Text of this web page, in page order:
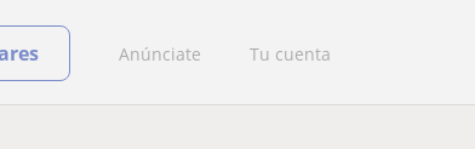
Anúnciate Tu cuenta